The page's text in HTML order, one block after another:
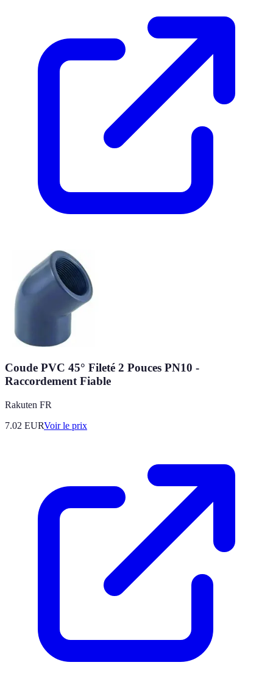
Coude PVC 45° Fileté 2 Pouces PN10 -
Raccordement Fiable
Rakuten FR
7.02 EURVoir le prix